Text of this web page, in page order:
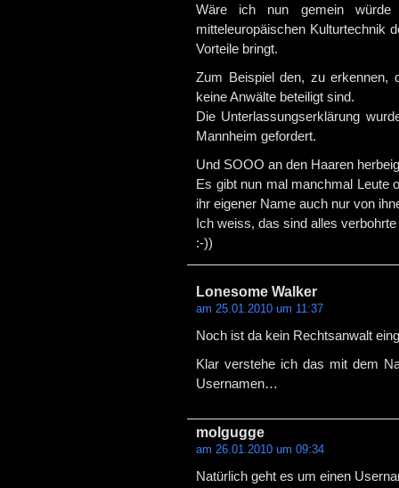
Wäre ich nun gemein
mitteleuropäischen Kulturtechnik
Vorteile bringt.
Zum Beispiel den, zu erkennen,
keine Anwälte beteiligt sind.
Die Unterlassungserklärung
Mannheim gefordert.
Und SOOO an den Haaren
Es gibt nun mal manchmal Leute
ihr eigener Name auch nur von
Ich weiss, das sind alles
:-))
Lonesome Walker
am 25.01.2010 um 11:37
Noch ist da kein Rechtsanwalt
Klar verstehe ich das mit dem
Usernamen…
molgugge
am 26.01.2010 um 09:34
Natürlich geht es um einen